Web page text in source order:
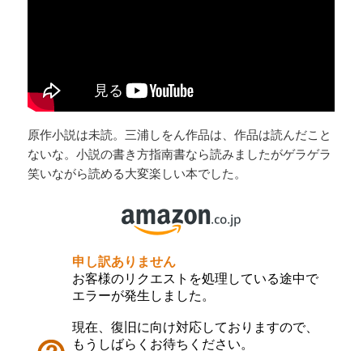
原作小説は未読。三浦しをん作品は、作品は読んだこと
ないな。小説の書き方指南書なら読みましたがゲラゲラ
笑いながら読める大変楽しい本でした。